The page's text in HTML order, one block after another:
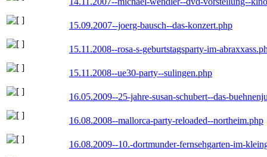
15.09.2007--joerg-bausch--das-konzert.php
15.11.2008--rosa-s-geburtstagsparty-im-
15.11.2008--ue30-party--sulingen.php
16.05.2009--25-jahre-susan-schubert--das-
16.08.2008--mallorca-party-reloaded--northeim.php
16.08.2009--10.-dortmunder-fernsehgarten-im-